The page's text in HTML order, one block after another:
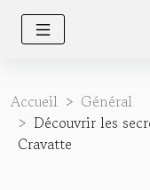
Accueil
Général
Découvrir les
Cravatte